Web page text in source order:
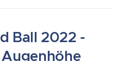
Ball 2022 -